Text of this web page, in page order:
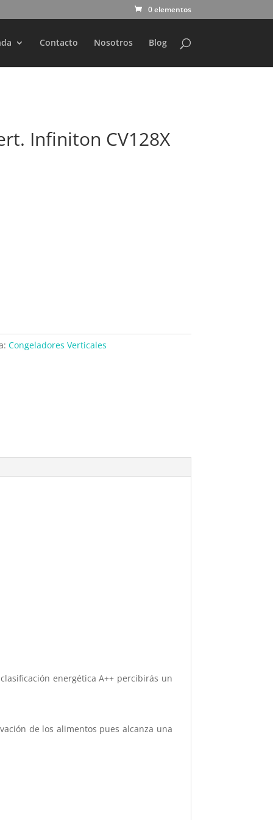
0 elementos
Contacto Nosotros Blog
Infiniton CV128X
Congeladores Verticales
energética A++ percibirás un
de los alimentos pues alcanza una